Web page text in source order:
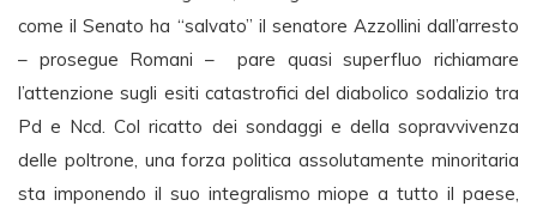
come il Senato ha “salvato” il senatore Azzollini dall’arresto
– prosegue Romani – pare quasi superfluo richiamare
l’attenzione sugli esiti catastrofici del diabolico sodalizio tra
Pd e Ncd. Col ricatto dei sondaggi e della sopravvivenza
delle poltrone, una forza politica assolutamente minoritaria
sta imponendo il suo integralismo miope a tutto il paese,